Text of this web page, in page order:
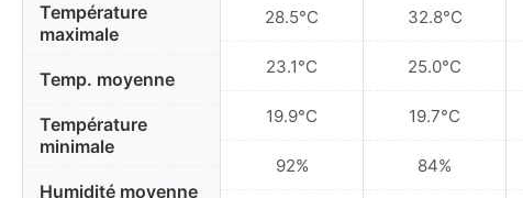
Température
maximale
Temp. moyenne
Température
minimale
Humidité moyenne
28.5°C
23.1°C
19.9°C
92%
32.8°C
25.0°C
19.7°C
84%